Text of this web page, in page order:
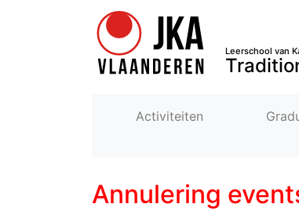
Leerschool van
Activiteiten
Annulering